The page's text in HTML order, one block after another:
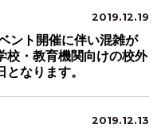
2019.12.19
ント開催に伴い混雑が
校・教育機関向けの校外
なります。
2019.12.13